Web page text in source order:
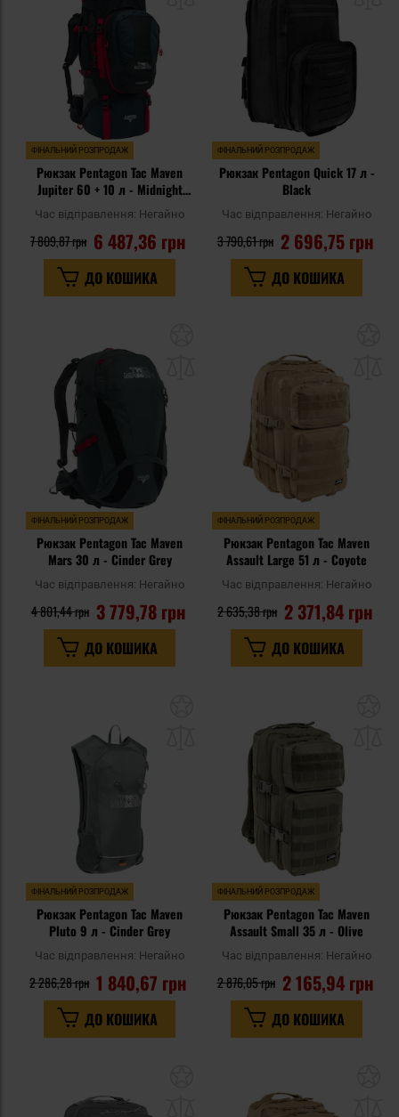
уподобань
ФІНАЛЬНИЙ РОЗПРОДАЖ
Рюкзак Pentagon Tac Maven
Jupiter 60 + 10 л - Midnight
Час відправлення: Негайно
6 487,36 грн
7 809,87 грн
ДО КОШИКА
ФІНАЛЬНИЙ РОЗПРОДАЖ
Рюкзак Pentagon Quick 17 л -
Black
Час відправлення: Негайно
2 696,75 грн
3 790,61 грн
ДО КОШИКА
уподобань
ФІНАЛЬНИЙ РОЗПРОДАЖ
Рюкзак Pentagon Tac Maven
Mars 30 л - Cinder Grey
Час відправлення: Негайно
3 779,78 грн
4 801,44 грн
ДО КОШИКА
ФІНАЛЬНИЙ РОЗПРОДАЖ
Рюкзак Pentagon Tac Maven
Assault Large 51 л - Coyote
Час відправлення: Негайно
2 371,84 грн
2 635,38 грн
ДО КОШИКА
уподобань
ФІНАЛЬНИЙ РОЗПРОДАЖ
Рюкзак Pentagon Tac Maven
Pluto 9 л - Cinder Grey
Час відправлення: Негайно
1 840,67 грн
2 286,28 грн
ДО КОШИКА
ФІНАЛЬНИЙ РОЗПРОДАЖ
Рюкзак Pentagon Tac Maven
Assault Small 35 л - Olive
Час відправлення: Негайно
2 165,94 грн
2 876,05 грн
ДО КОШИКА